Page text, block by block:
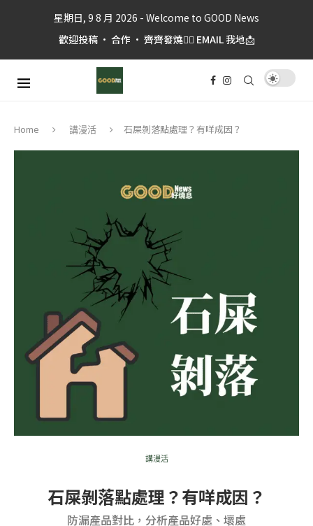
星期日, 9 8 月 2026 - Welcome to GOOD News
歡迎投稿 • 合作 • 齊齊發燒👉🏼 EMAIL 我地📩
Home 講漫活 石屎剝落點處理？有咩成因？
講漫活
石屎剝落點處理？有咩成因？
防漏產品對比，分析產品好處、壞處